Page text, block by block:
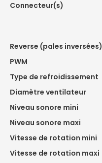
Connecteur(s)
Reverse (pales inversées)
PWM
Type de refroidissement
Diamètre ventilateur
Niveau sonore mini
Niveau sonore maxi
Vitesse de rotation mini
Vitesse de rotation maxi